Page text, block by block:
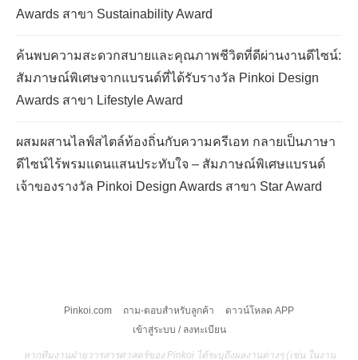
Awards สาขา Sustainability Award
ค้นพบความสะดวกสบายและคุณภาพชีวิตที่ดีผ่านงานดีไซน์:
สัมภาษณ์พิเศษจากแบรนด์ที่ได้รับรางวัล Pinkoi Design
Awards สาขา Lifestyle Award
ผสมผสานไลฟ์สไตล์ท้องถิ่นกับความครีเอท กลายเป็นภาษา
ดีไซน์ไร้พรมแดนแสนประทับใจ – สัมภาษณ์พิเศษแบรนด์
เจ้าของรางวัล Pinkoi Design Awards สาขา Star Award
Pinkoi.com ถาม-ตอบสำหรับลูกค้า
ดาวน์โหลด APP
เข้าสู่ระบบ / ลงทะเบียน
หากทีมงานฝ่ายวารสารศาสตร์ของ Pinkoi ได้ระบุถึงผลงานต่างๆ (เช่น ในงาน